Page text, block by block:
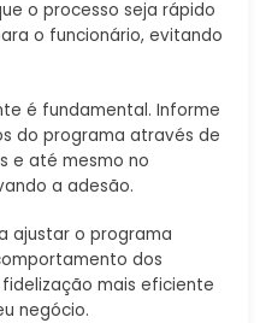
o processo seja rápido
o funcionário, evitando
é fundamental. Informe
do programa através de
e até mesmo no
a adesão.
ajustar o programa
dos
mais eficiente
negócio.